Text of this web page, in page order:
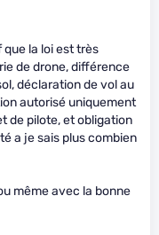
la loi est très
de drone, différence
déclaration de vol au
autorisé uniquement
de pilote, et obligation
a je sais plus combien
même avec la bonne